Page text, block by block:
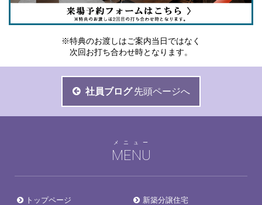
※特典のお渡しはご案内当日ではなく
次回お打ち合わせ時となります。
社員ブログ 先頭ページへ
MENU
メニュー
トップページ 新築分譲住宅